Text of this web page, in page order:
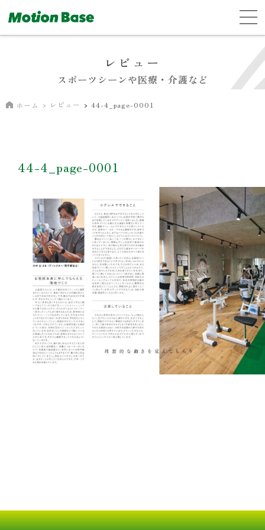
レビュー
スポーツシーンや医療・介護など
ホーム レビュー 44-4_page-0001
44-4_page-0001